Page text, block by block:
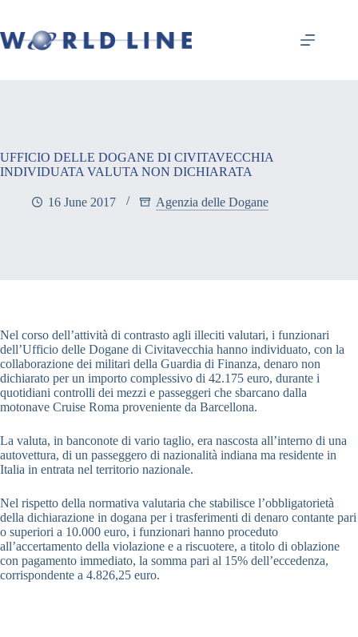
UFFICIO DELLE DOGANE DI CIVITAVECCHIA
INDIVIDUATA VALUTA NON DICHIARATA
16 June 2017 Agenzia delle Dogane
Nel corso dell’attività di contrasto agli illeciti valutari, i funzionari
dell’Ufficio delle Dogane di Civitavecchia hanno individuato, con la
collaborazione dei militari della Guardia di Finanza, denaro non
dichiarato per un importo complessivo di 42.175 euro, durante i
quotidiani controlli dei mezzi e passeggeri che sbarcano dalla
motonave Cruise Roma proveniente da Barcellona.
La valuta, in banconote di vario taglio, era nascosta all’interno di una
autovettura, di un passeggero di nazionalità indiana ma residente in
Italia in entrata nel territorio nazionale.
Nel rispetto della normativa valutaria che stabilisce l’obbligatorietà
della dichiarazione in dogana per i trasferimenti di denaro contante pari
o superiori a 10.000 euro, i funzionari hanno proceduto
all’accertamento della violazione e a riscuotere, a titolo di oblazione
con pagamento immediato, la somma pari al 15% dell’eccedenza,
corrispondente a 4.826,25 euro.